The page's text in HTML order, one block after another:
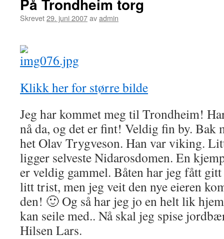
På Trondheim torg
Skrevet29. juni 2007avadmin
Klikk her for større bilde
Jeg har kommet meg til Trondheim!
nå da, og det er fint! Veldig fin by. Bak
het Olav Trygveson. Han var viking.
ligger selveste Nidarosdomen. En
er veldig gammel. Båten har jeg fått
litt trist, men jeg veit den nye eieren
den! 🙂 Og så har jeg jo en helt lik
kan seile med.. Nå skal jeg spise
Hilsen Lars.